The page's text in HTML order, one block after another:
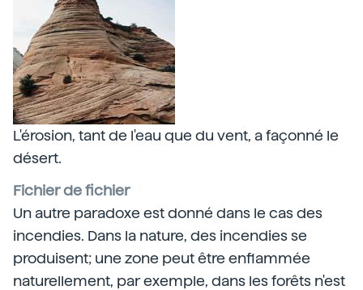
L'érosion, tant de l'eau que du vent, a façonné le
désert.
Fichier de fichier
Un autre paradoxe est donné dans le cas des
incendies. Dans la nature, des incendies se
produisent; une zone peut être enflammée
naturellement, par exemple, dans les forêts n'est